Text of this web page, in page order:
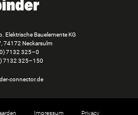
Elektrische Bauelemente KG
74172 Neckarsulm
7132 325–0
7132 325–150
connector.de
Impressum Privacy